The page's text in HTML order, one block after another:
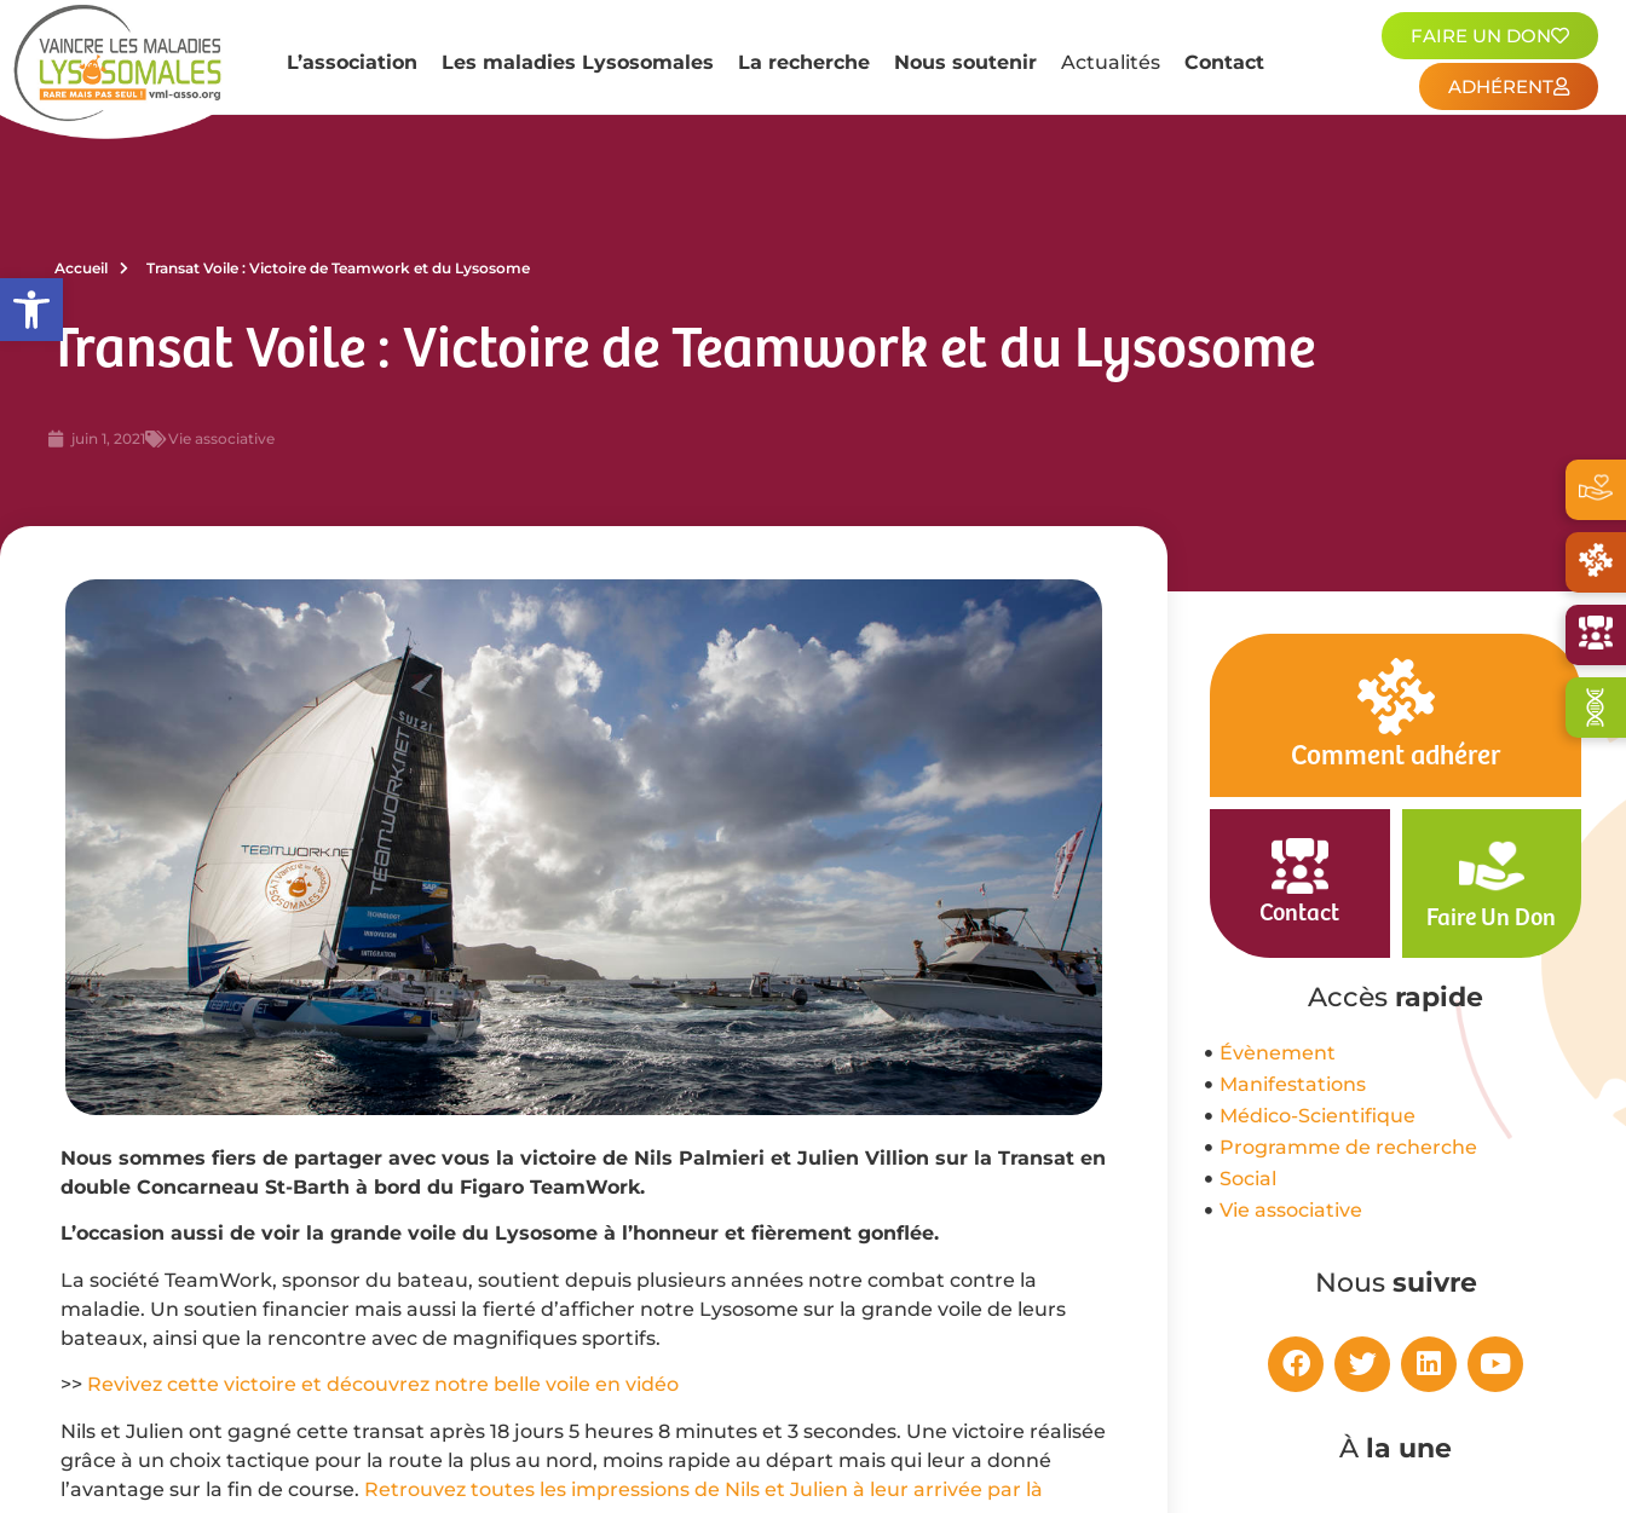
Ouvrir la barre d’outils
L’association Les maladies Lysosomales La recherche Nous soutenir Actualités Contact
FAIRE UN DON
ADHÉRENT
Accueil Transat Voile : Victoire de Teamwork et du Lysosome
Transat Voile : Victoire de Teamwork et du Lysosome
juin 1, 2021 Vie associative
Nous sommes fiers de partager avec vous la victoire de Nils Palmieri et Julien Villion sur la Transat en
double Concarneau St-Barth à bord du Figaro TeamWork.
L’occasion aussi de voir la grande voile du Lysosome à l’honneur et fièrement gonflée.
La société TeamWork, sponsor du bateau, soutient depuis plusieurs années notre combat contre la
maladie. Un soutien financier mais aussi la fierté d’afficher notre Lysosome sur la grande voile de leurs
bateaux, ainsi que la rencontre avec de magnifiques sportifs.
>> Revivez cette victoire et découvrez notre belle voile en vidéo
Nils et Julien ont gagné cette transat après 18 jours 5 heures 8 minutes et 3 secondes. Une victoire réalisée
grâce à un choix tactique pour la route la plus au nord, moins rapide au départ mais qui leur a donné
l’avantage sur la fin de course. Retrouvez toutes les impressions de Nils et Julien à leur arrivée par là
Comment adhérer
Contact Faire Un Don
Accès rapide
Évènement
Manifestations
Médico-Scientifique
Programme de recherche
Social
Vie associative
Nous suivre
À la une